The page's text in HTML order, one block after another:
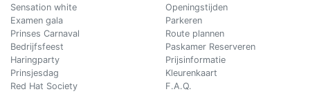
Sensation white
Examen gala
Prinses Carnaval
Bedrijfsfeest
Haringparty
Prinsjesdag
Red Hat Society
Openingstijden
Parkeren
Route plannen
Paskamer Reserveren
Prijsinformatie
Kleurenkaart
F.A.Q.